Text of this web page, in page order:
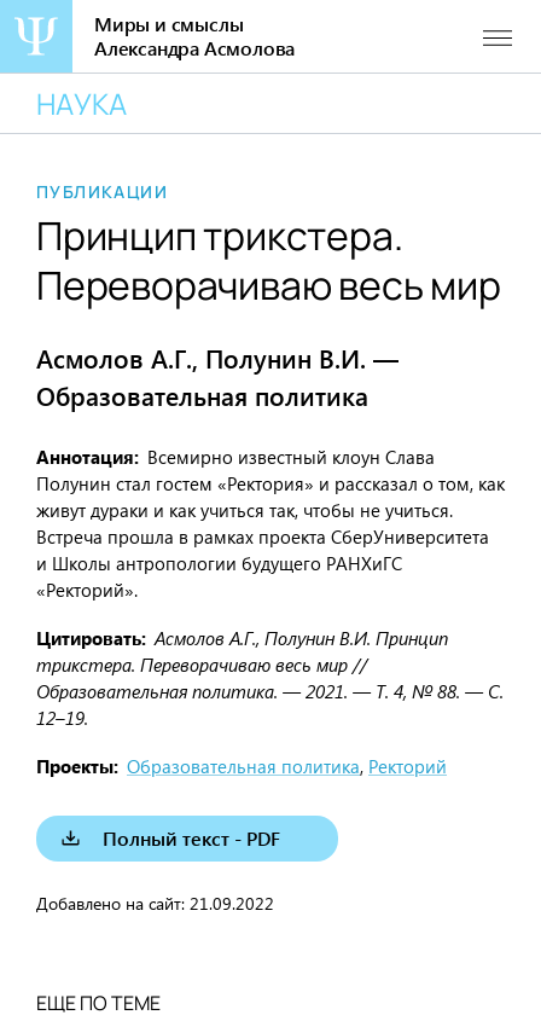
содержанию
Миры и смыслы
Александра Асмолова
НАУКА
ПУБЛИКАЦИИ
Принцип трикстера.
Переворачиваю весь мир
Асмолов А.Г., Полунин В.И. —
Образовательная политика
Аннотация
Всемирно известный клоун Слава
Полунин стал гостем «Ректория» и рассказал о том, как
живут дураки и как учиться так, чтобы не учиться.
Встреча прошла в рамках проекта СберУниверситета
и Школы антропологии будущего РАНХиГС
«Ректорий».
Цитировать Асмолов А.Г., Полунин В.И. Принцип
трикстера. Переворачиваю весь мир //
Образовательная политика. — 2021. — Т. 4, № 88. — С.
12–19.
Проекты Образовательная политика, Ректорий
Полный текст - PDF
Добавлено на сайт: 21.09.2022
ЕЩЕ ПО ТЕМЕ